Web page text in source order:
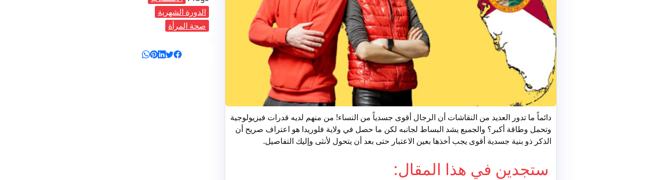
دائماً ما تدور العديد من النقاشات أن الرجال أقوى جسدياً من النساء! من منهم لديه قدرات فيزيولوجية
وتحمل وطاقة أكبر؟ والجميع يشد البساط لجانبه لكن ما حصل في ولاية فلوريدا هو اعتراف صريح أن
الذكر ذو بنية جسدية أقوى يجب أخذها بعين الاعتبار حتى بعد أن يتحول لأنثى وإليك التفاصيل.
ستجدين في هذا المقال:
الدورة الشهرية
صحة المرأة